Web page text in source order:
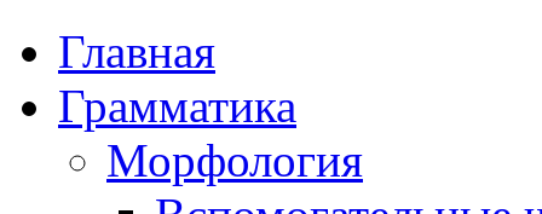
Главная
Грамматика
Морфология